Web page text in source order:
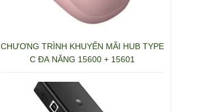
CHƯƠNG TRÌNH KHUYẾN MÃI HUB TYPE
C ĐA NĂNG 15600 + 15601